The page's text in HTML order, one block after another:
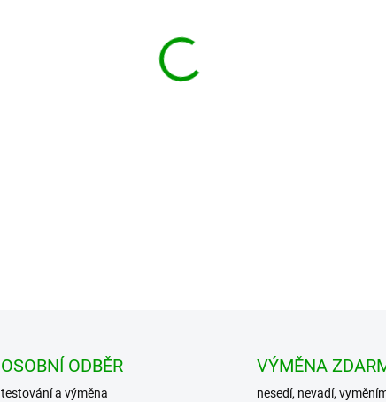
OSOBNÍ ODBĚR
testování a výměna
VÝMĚNA
nesedí, nevadí,